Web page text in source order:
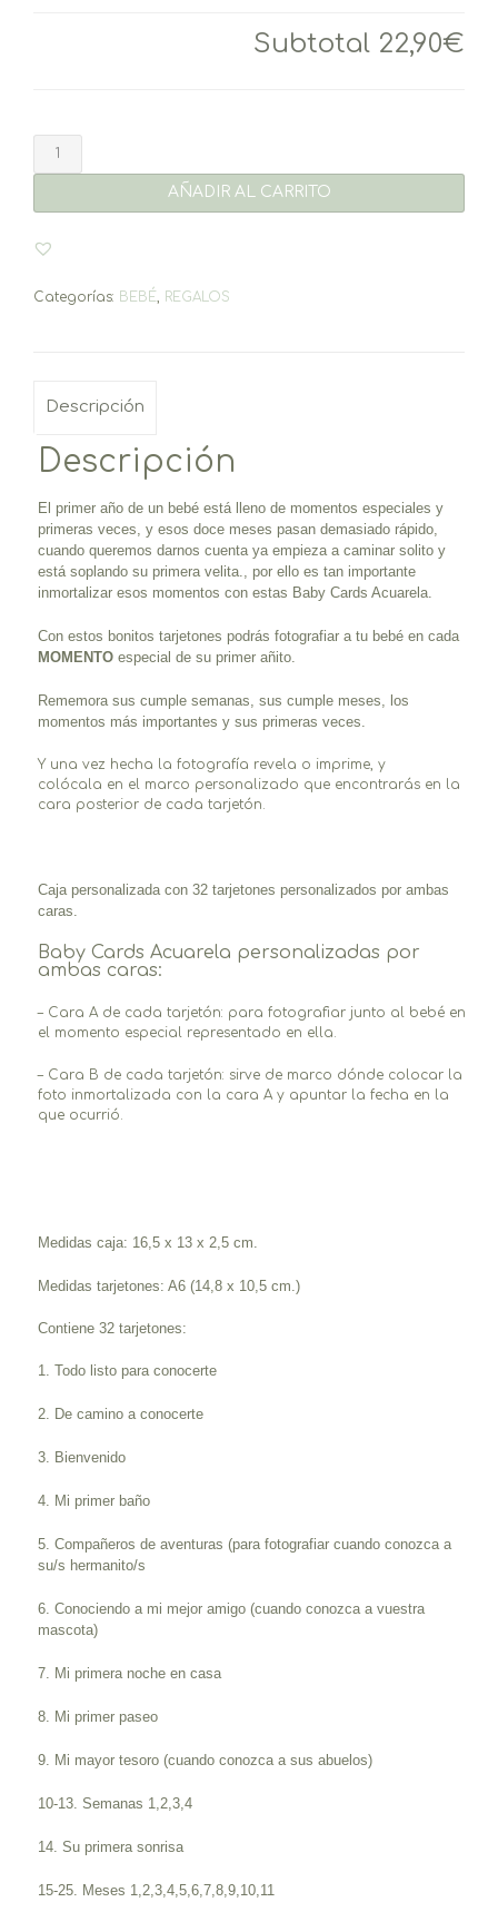
Subtotal 22,90€
Baby
AÑADIR AL CARRITO
Categorías: BEBÉ REGALOS
Descripción
Descripción
El primer año de un bebé está lleno de momentos especiales y
primeras veces, y esos doce meses pasan demasiado rápido,
cuando queremos darnos cuenta ya empieza a caminar solito y
está soplando su primera velita., por ello es tan importante
inmortalizar esos momentos con estas Baby Cards Acuarela.
Con estos bonitos tarjetones podrás fotografiar a tu bebé en cada
MOMENTOespecial de su primer añito.
Rememora sus cumple semanas, sus cumple meses, los
momentos más importantes y sus primeras veces.
Y una vez hecha la fotografía revela o imprime, y
colócala en el marco personalizado que encontrarás en la
cara posterior de cada tarjetón.
Caja personalizada con 32 tarjetones personalizados por ambas
caras.
Baby Cards Acuarela personalizadas por
ambas caras:
– Cara A de cada tarjetón: para fotografiar junto al bebé en
el momento especial representado en ella.
– Cara B de cada tarjetón: sirve de marco dónde colocar la
foto inmortalizada con la cara A y apuntar la fecha en la
que ocurrió.
Medidas caja: 16,5 x 13 x 2,5 cm.
Medidas tarjetones: A6 (14,8 x 10,5 cm.)
Contiene 32 tarjetones:
1. Todo listo para conocerte
2. De camino a conocerte
3. Bienvenido
4. Mi primer baño
5. Compañeros de aventuras (para fotografiar cuando conozca a
su/s hermanito/s
6. Conociendo a mi mejor amigo (cuando conozca a vuestra
mascota)
7. Mi primera noche en casa
8. Mi primer paseo
9. Mi mayor tesoro (cuando conozca a sus abuelos)
10-13. Semanas 1,2,3,4
14. Su primera sonrisa
15-25. Meses 1,2,3,4,5,6,7,8,9,10,11